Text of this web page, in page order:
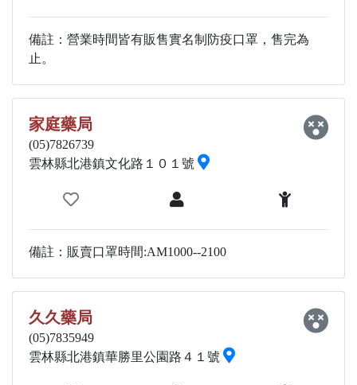
備註：營業時間皆有販售實名制防疫口罩，售完為
止。
家庭藥局
(05)7826739
雲林縣北港鎮文化路１０１號
備註：販賣口罩時間:AM1000--2100
久久藥局
(05)7835949
雲林縣北港鎮華勝里公園路４１號